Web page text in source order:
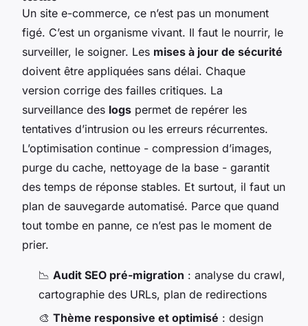
Un site e-commerce, ce n’est pas un monument
figé. C’est un organisme vivant. Il faut le nourrir, le
surveiller, le soigner. Les mises à jour de sécurité
doivent être appliquées sans délai. Chaque
version corrige des failles critiques. La
surveillance des logs permet de repérer les
tentatives d’intrusion ou les erreurs récurrentes.
L’optimisation continue - compression d’images,
purge du cache, nettoyage de la base - garantit
des temps de réponse stables. Et surtout, il faut un
plan de sauvegarde automatisé. Parce que quand
tout tombe en panne, ce n’est pas le moment de
prier.
📉 Audit SEO pré-migration : analyse du crawl,
cartographie des URLs, plan de redirections
🎨 Thème responsive et optimisé : design